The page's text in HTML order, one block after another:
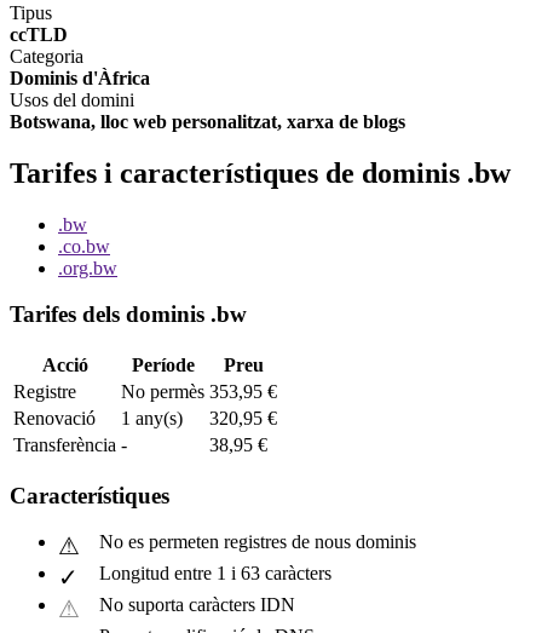
Tipus
ccTLD
Categoria
Dominis d'Àfrica
Usos del domini
Botswana, lloc web personalitzat, xarxa de blogs
Tarifes i característiques de dominis .bw
.bw
.co.bw
.org.bw
Tarifes dels dominis .bw
Acció Període
Preu
Registre
No permès 353,95 €
Renovació
1 any(s)
320,95 €
Transferència - 38,95 €
Característiques
No es permeten registres de nous dominis
Longitud entre 1 i 63 caràcters
No suporta caràcters IDN